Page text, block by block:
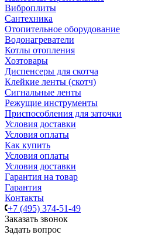
Виброплиты
Сантехника
Отопительное оборудование
Водонагреватели
Котлы отопления
Хозтовары
Диспенсеры для скотча
Клейкие ленты (скотч)
Сигнальные ленты
Режущие инструменты
Приспособления для заточки
Условия доставки
Условия оплаты
Как купить
Условия оплаты
Условия доставки
Гарантия на товар
Гарантия
Контакты
+7 (495) 374-51-49
Заказать звонок
Задать вопрос